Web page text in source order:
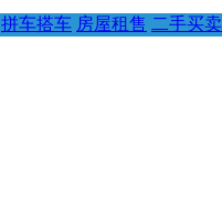
拼车搭车 房屋租售 二手买卖